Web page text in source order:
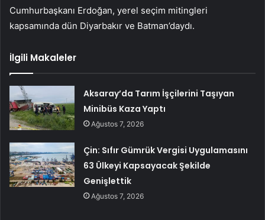
Cumhurbaşkanı Erdoğan, yerel seçim mitingleri
kapsamında dün Diyarbakır ve Batman’daydı.
İlgili Makaleler
Aksaray’da Tarım İşçilerini Taşıyan
Minibüs Kaza Yaptı
Ağustos 7, 2026
Çin: Sıfır Gümrük Vergisi Uygulamasını
63 Ülkeyi Kapsayacak Şekilde
Genişlettik
Ağustos 7, 2026